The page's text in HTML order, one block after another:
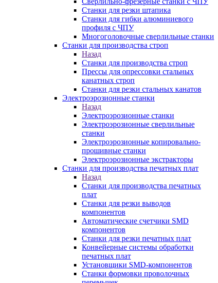
Станки для резки штапика
Станки для гибки алюминиевого
профиля с ЧПУ
Многоголовочные сверлильные станки
Станки для производства строп
Назад
Станки для производства строп
Прессы для опрессовки стальных
канатных строп
Станки для резки стальных канатов
Электроэрозионные станки
Назад
Электроэрозионные станки
Электроэрозионные сверлильные
станки
Электроэрозионные копировально-
прошивные станки
Электроэрозионные экстракторы
Станки для производства печатных плат
Назад
Станки для производства печатных
плат
Станки для резки выводов
компонентов
Автоматические счетчики SMD
компонентов
Станки для резки печатных плат
Конвейерные системы обработки
печатных плат
Установщики SMD-компонентов
Станки формовки проволочных